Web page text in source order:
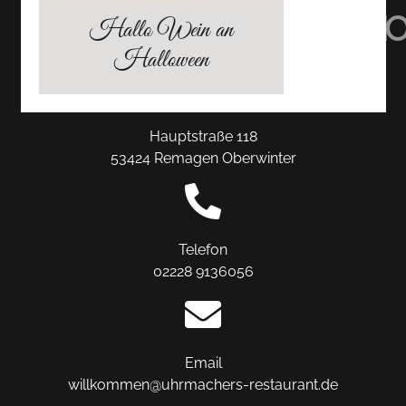
TRIPADVISOR
INSTAGRAM
Hauptstraße 118
53424 Remagen Oberwinter
Telefon
02228 9136056
Email
willkommen@uhrmachers-restaurant.de
Hallo Wein an
Halloween